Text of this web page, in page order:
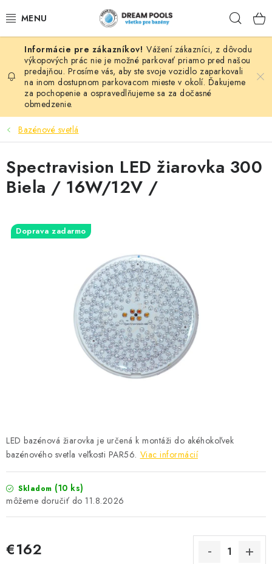
na
BAZÉNY
VÍRIVKY
ASEKO PRÍSLUŠENSTVO
NÁHRADNÉ DIELY
VÝPREDAJ
Vážení zákazníci, z dôvodu
výkopových prác nie je možné parkovať priamo pred našou
predajňou. Prosíme vás, aby ste svoje vozidlo zaparkovali
na inom dostupnom parkovacom mieste v okolí. Ďakujeme
za pochopenie a ospravedlňujeme sa za dočasné
obmedzenie.
Bazénové svetlá
LED bazénová žiarovka je určená k montáži do akéhokoľvek
bazénového svetla veľkosti PAR56. Viac informácií
Skladom (10 ks)
11.8.2026
€162
Spectravision LED žiarovka 300
Biela / 16W/12V /
Doprava zadarmo